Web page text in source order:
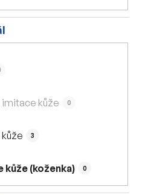
imitace kůže 0
3
kůže (koženka) 0